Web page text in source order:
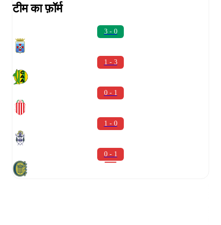
टीम का फ़ॉर्म
3 - 0
1 - 3
0 - 1
1 - 0
0 - 1